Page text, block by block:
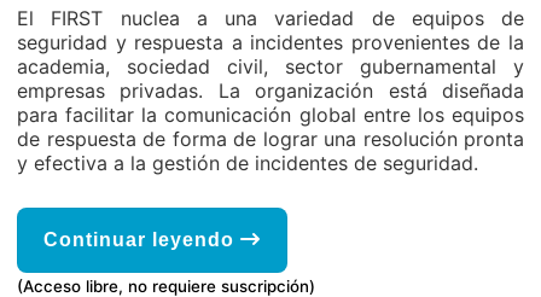
El FIRST nuclea a una variedad de equipos de
seguridad y respuesta a incidentes provenientes de la
academia, sociedad civil, sector gubernamental y
empresas privadas. La organización está diseñada
para facilitar la comunicación global entre los equipos
de respuesta de forma de lograr una resolución pronta
y efectiva a la gestión de incidentes de seguridad.
Continuar leyendo
(Acceso libre, no requiere suscripción)